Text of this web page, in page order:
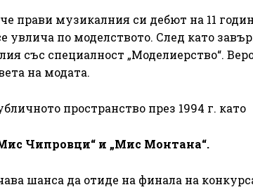
прави музикалния си дебют на 11
увлича по моделството. След като
със специалност „Моделиерство“.
на модата.
пространство през 1994 г. като
Чипровци“ и „Мис Монтана“.
шанса да отиде на финала на